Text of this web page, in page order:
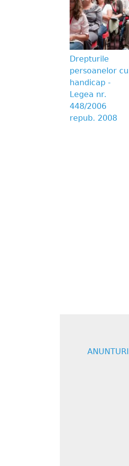
Drepturile
persoanelor cu
handicap -
Legea nr.
448/2006
repub. 2008
ANUNTURI